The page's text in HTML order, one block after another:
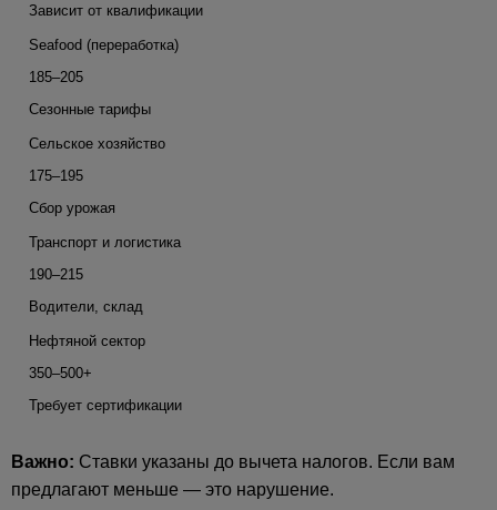
Зависит от квалификации
Seafood (переработка)
185–205
Сезонные тарифы
Сельское хозяйство
175–195
Сбор урожая
Транспорт и логистика
190–215
Водители, склад
Нефтяной сектор
350–500+
Требует сертификации
Важно: Ставки указаны до вычета налогов. Если вам
предлагают меньше — это нарушение.